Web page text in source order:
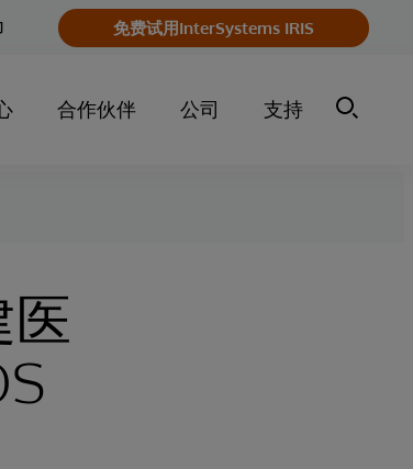
免费试用InterSystems IRIS
合作伙伴 公司 支持
医